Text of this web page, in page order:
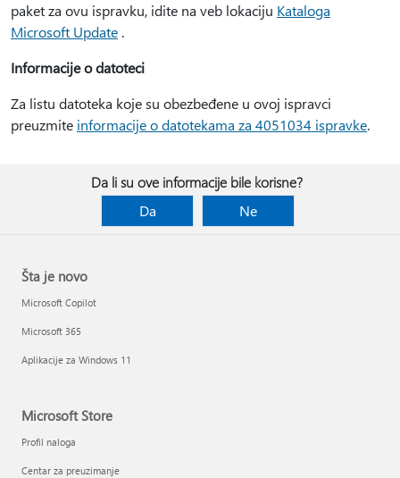
paket za ovu ispravku, idite na veb lokaciju Kataloga
Microsoft Update .
Informacije o datoteci
Za listu datoteka koje su obezbeđene u ovoj ispravci
preuzmite informacije o datotekama za 4051034 ispravke.
Da li su ove informacije bile korisne?
Da
Ne
Šta je novo
Microsoft Copilot
Microsoft 365
Aplikacije za Windows 11
Microsoft Store
Profil naloga
Centar za preuzimanje